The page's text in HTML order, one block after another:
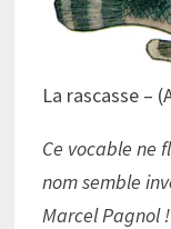
La rascasse –
Ce vocable ne
nom semble
Marcel Pagnol